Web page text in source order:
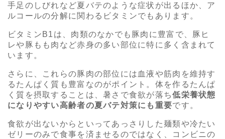
手足のしびれなど夏バテのような症状が出るほか、ア
ルコールの分解に関わるビタミンでもあります。
ビタミンB1は、肉類のなかでも豚肉に豊富で、豚ヒ
レや豚もも肉など赤身の多い部位に特に多く含まれて
います。
さらに、これらの豚肉の部位には血液や筋肉を維持す
るたんぱく質も豊富なのがポイント。体を作るたんぱ
く質を摂取することは、暑さで食欲が落ち低栄養状態
になりやすい高齢者の夏バテ対策にも重要です。
食欲が出ないからといってあっさりした麺類や冷たい
ゼリーのみで食事を済ませるのではなく、コンビニの